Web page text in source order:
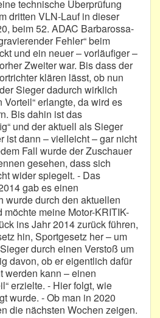
technische Überprüfung
dritten VLN-Lauf in dieser
beim 52. ADAC Barbarossa-
Fehler“ beim
und ein neuer – vorläufiger –
Zweiter war. Bis dass der
klären lässt, ob nun
Sieger dadurch wirklich
erlangte, da wird es
Bis dahin ist das
und der aktuell als Sieger
ist dann – vielleicht – gar nicht
Fall wurde der Zuschauer
gesehen, dass sich
wider spiegelt. - Das
gab es einen
wurde durch den aktuellen
meine Motor-KRITIK-
ins Jahr 2014 zurück führen,
hin, Sportgesetz her – um
durch einen Verstoß um
davon, ob er eigentlich dafür
werden kann – einen
erzielte. - Hier folgt, wie
wurde. - Ob man in 2020
die nächsten Wochen zeigen.